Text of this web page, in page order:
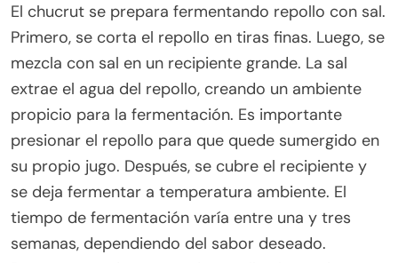
El chucrut se prepara fermentando repollo con sal.
Primero, se corta el repollo en tiras finas. Luego, se
mezcla con sal en un recipiente grande. La sal
extrae el agua del repollo, creando un ambiente
propicio para la fermentación. Es importante
presionar el repollo para que quede sumergido en
su propio jugo. Después, se cubre el recipiente y
se deja fermentar a temperatura ambiente. El
tiempo de fermentación varía entre una y tres
semanas, dependiendo del sabor deseado.